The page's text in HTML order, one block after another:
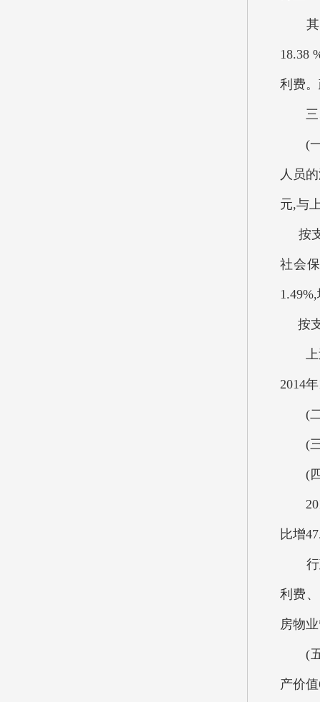
其中
18.38
利费
三
(一
人员
元,与
按支
社会
按支
上述
2014
(二
(三
(四
2018
比增
行政
利费
房物
(五)
产价